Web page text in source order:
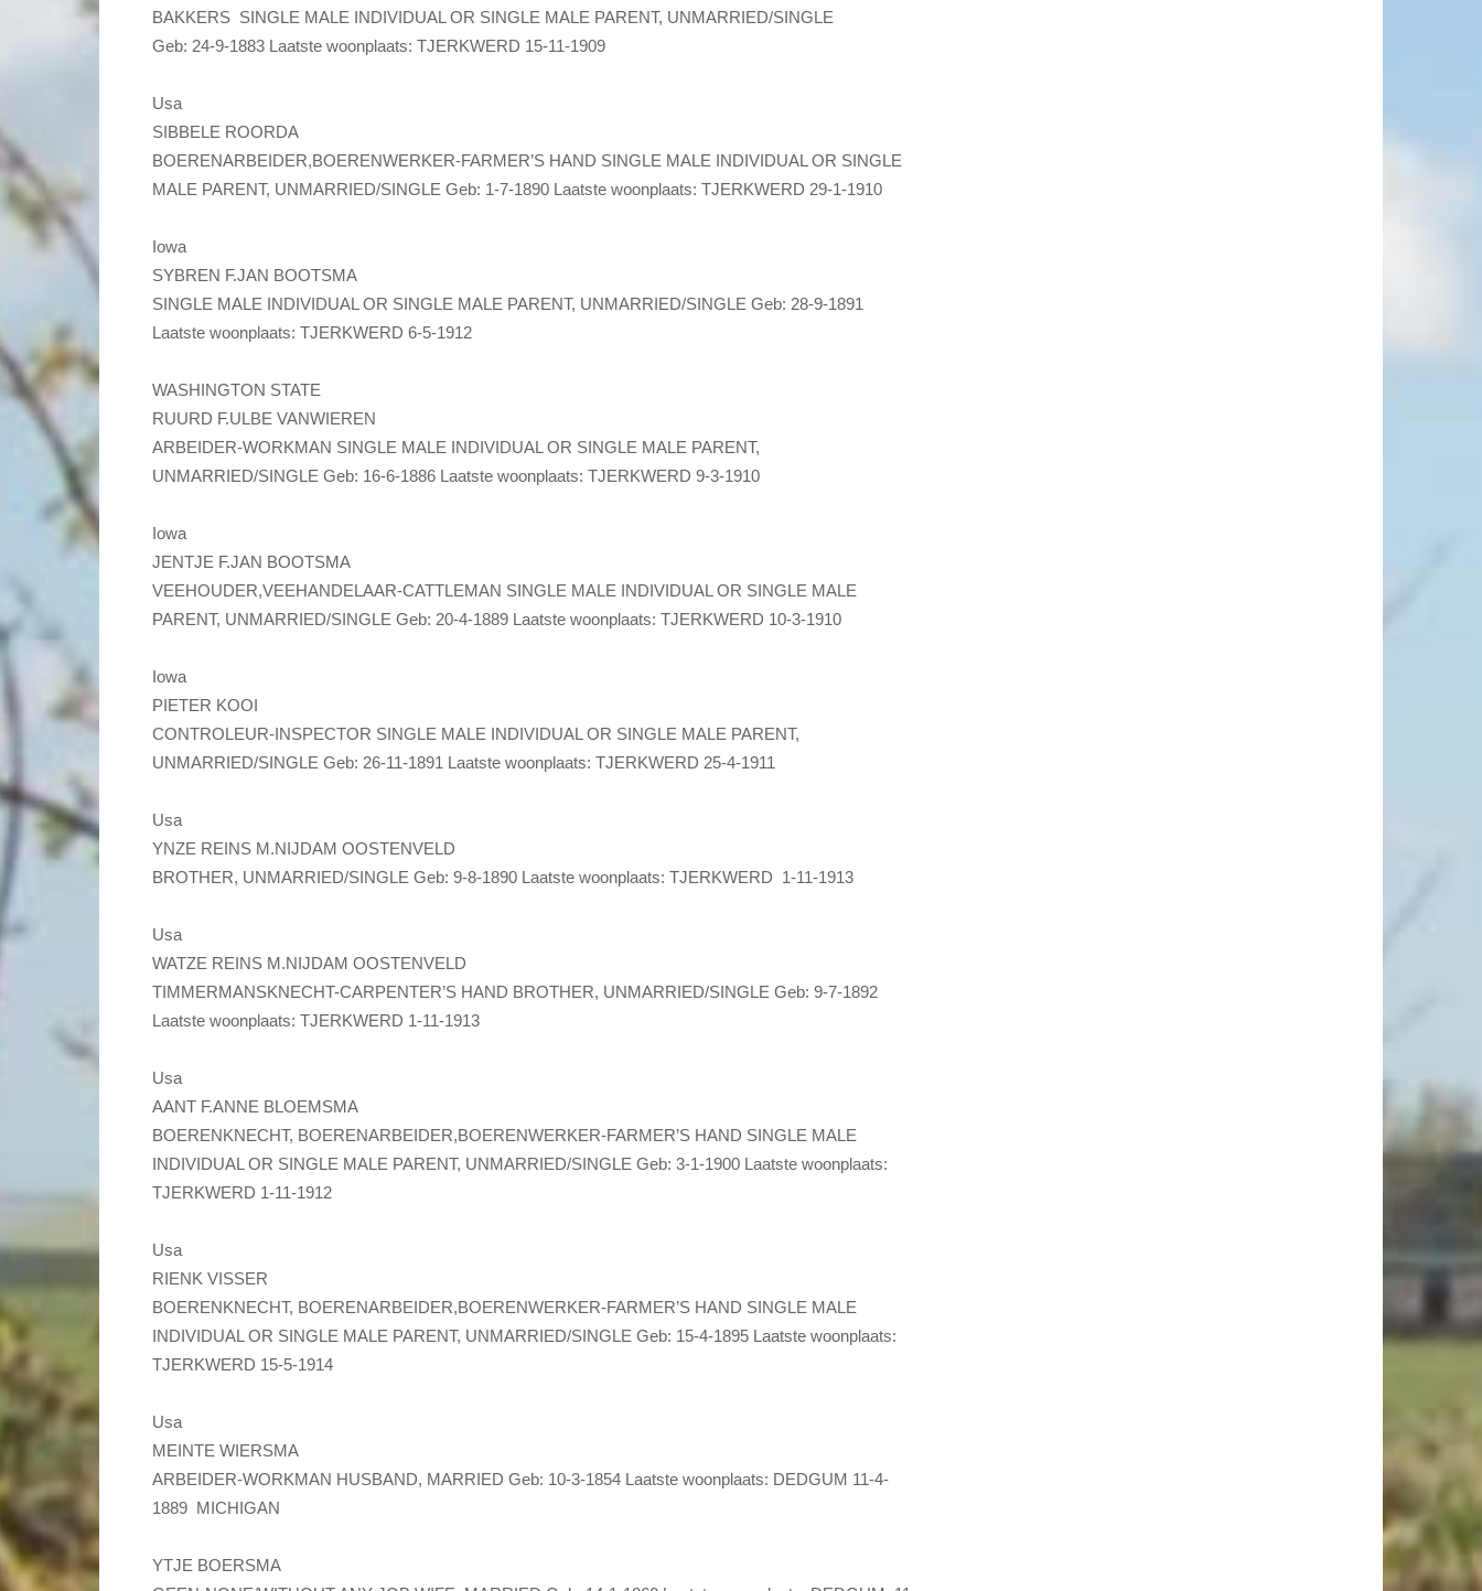
BAKKERS SINGLE MALE INDIVIDUAL OR SINGLE MALE PARENT, UNMARRIED/SINGLE
Geb: 24-9-1883 Laatste woonplaats: TJERKWERD 15-11-1909
Usa
SIBBELE ROORDA
BOERENARBEIDER,BOERENWERKER-FARMER’S HAND SINGLE MALE INDIVIDUAL OR SINGLE
MALE PARENT, UNMARRIED/SINGLE Geb: 1-7-1890 Laatste woonplaats: TJERKWERD 29-1-1910
Iowa
SYBREN F.JAN BOOTSMA
SINGLE MALE INDIVIDUAL OR SINGLE MALE PARENT, UNMARRIED/SINGLE Geb: 28-9-1891
Laatste woonplaats: TJERKWERD 6-5-1912
WASHINGTON STATE
RUURD F.ULBE VANWIEREN
ARBEIDER-WORKMAN SINGLE MALE INDIVIDUAL OR SINGLE MALE PARENT,
UNMARRIED/SINGLE Geb: 16-6-1886 Laatste woonplaats: TJERKWERD 9-3-1910
Iowa
JENTJE F.JAN BOOTSMA
VEEHOUDER,VEEHANDELAAR-CATTLEMAN SINGLE MALE INDIVIDUAL OR SINGLE MALE
PARENT, UNMARRIED/SINGLE Geb: 20-4-1889 Laatste woonplaats: TJERKWERD 10-3-1910
Iowa
PIETER KOOI
CONTROLEUR-INSPECTOR SINGLE MALE INDIVIDUAL OR SINGLE MALE PARENT,
UNMARRIED/SINGLE Geb: 26-11-1891 Laatste woonplaats: TJERKWERD 25-4-1911
Usa
YNZE REINS M.NIJDAM OOSTENVELD
BROTHER, UNMARRIED/SINGLE Geb: 9-8-1890 Laatste woonplaats: TJERKWERD 1-11-1913
Usa
WATZE REINS M.NIJDAM OOSTENVELD
TIMMERMANSKNECHT-CARPENTER’S HAND BROTHER, UNMARRIED/SINGLE Geb: 9-7-1892
Laatste woonplaats: TJERKWERD 1-11-1913
Usa
AANT F.ANNE BLOEMSMA
BOERENKNECHT, BOERENARBEIDER,BOERENWERKER-FARMER’S HAND SINGLE MALE
INDIVIDUAL OR SINGLE MALE PARENT, UNMARRIED/SINGLE Geb: 3-1-1900 Laatste woonplaats:
TJERKWERD 1-11-1912
Usa
RIENK VISSER
BOERENKNECHT, BOERENARBEIDER,BOERENWERKER-FARMER’S HAND SINGLE MALE
INDIVIDUAL OR SINGLE MALE PARENT, UNMARRIED/SINGLE Geb: 15-4-1895 Laatste woonplaats:
TJERKWERD 15-5-1914
Usa
MEINTE WIERSMA
ARBEIDER-WORKMAN HUSBAND, MARRIED Geb: 10-3-1854 Laatste woonplaats: DEDGUM 11-4-
1889 MICHIGAN
YTJE BOERSMA